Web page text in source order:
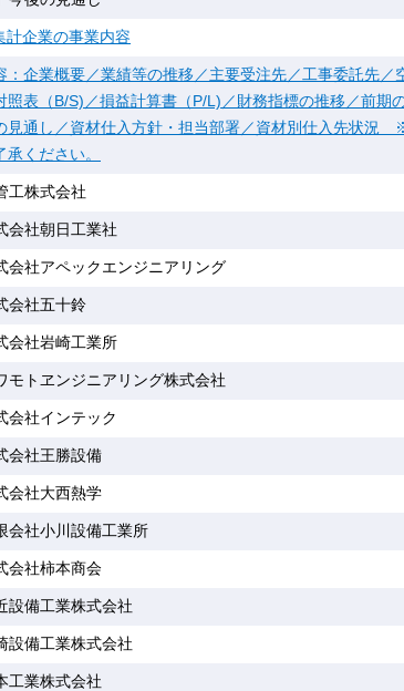
企業の事業内容
：企業概要／業績等の推移／主要受注先／工事委託先
照表（B/S)／損益計算書（P/L)／財務指標の推移／前期
見通し／資材仕入方針・担当部署／資材別仕入先状況
承ください。
工株式会社
会社朝日工業社
社アペックエンジニアリング
会社五十鈴
会社岩崎工業所
トヱンジニアリング株式会社
社インテック
会社王勝設備
会社大西熱学
会社小川設備工業所
会社柿本商会
設備工業株式会社
設備工業株式会社
工業株式会社